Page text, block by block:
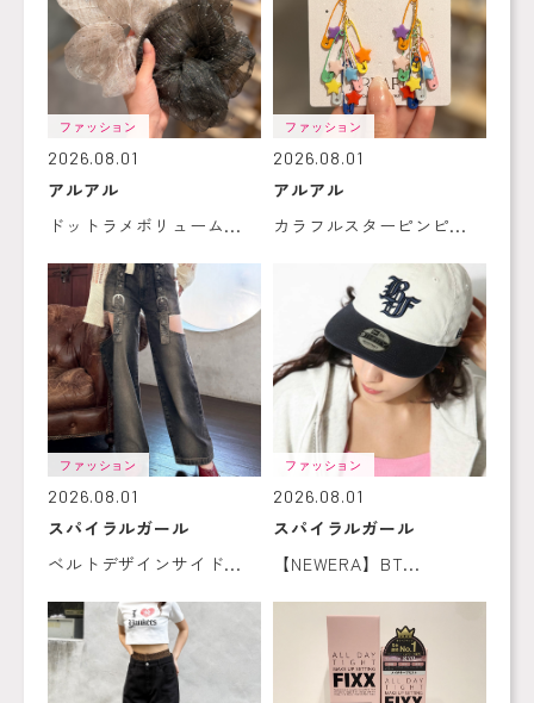
ファッション
2026.08.01
アルアル
ドットラメボリューム...
ファッション
2026.08.01
アルアル
カラフルスターピンピ...
ファッション
2026.08.01
スパイラルガール
ベルトデザインサイド...
ファッション
2026.08.01
スパイラルガール
【NEWERA】BT...